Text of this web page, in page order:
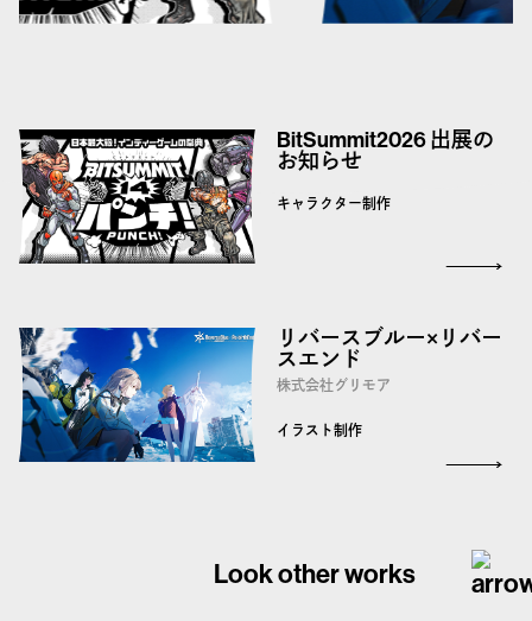
BitSummit2026 出展の
お知らせ
キャラクター制作
リバースブルー×リバー
スエンド
株式会社グリモア
イラスト制作
Look other works